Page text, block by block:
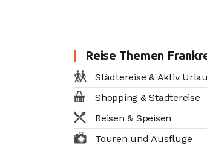
Reise Themen
Städtereise & Aktiv
Shopping & Städtereise
Reisen & Speisen
Touren und Ausflüge